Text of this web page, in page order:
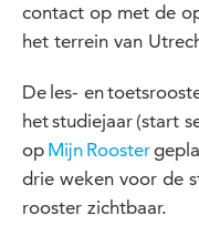
contact op met de
het terrein van
De les- en
het studiejaar (start
op Mijn Rooster
drie weken voor de
rooster zichtbaar.